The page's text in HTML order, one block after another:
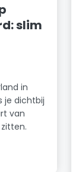
slim
in
je dichtbij
van